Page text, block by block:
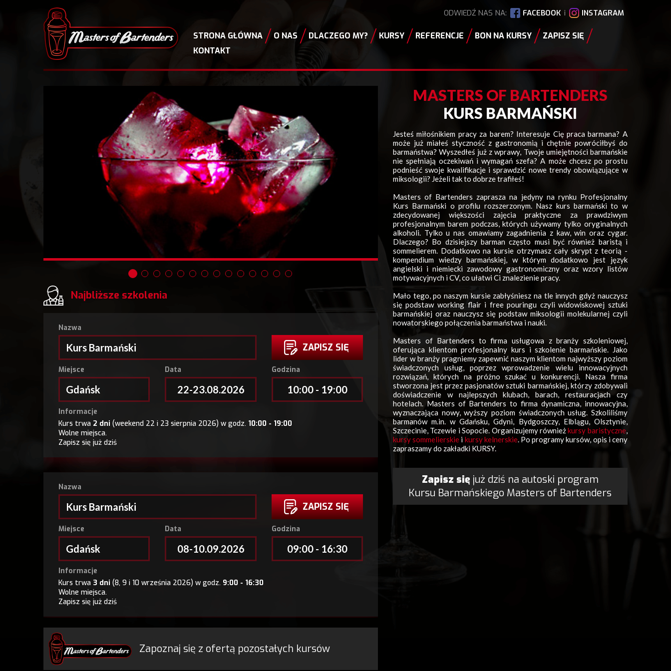
ODWIEDŹ NAS NA: FACEBOOK i INSTAGRAM
STRONA GŁÓWNA O NAS DLACZEGO MY? KURSY REFERENCJE BON NA KURSY
ZAPISZ SIĘ
KONTAKT
Najbliższe szkolenia
Nazwa
Kurs Barmański ZAPISZ SIĘ
Miejsce Data Godzina
Gdańsk 22-23.08.2026 10:00 - 19:00
Informacje
Kurs trwa 2 dni (weekend 22 i 23 sierpnia 2026) w godz. 10:00 - 19:00
Wolne miejsca.
Zapisz się już dziś
Nazwa
Kurs Barmański ZAPISZ SIĘ
Miejsce Data Godzina
Gdańsk 08-10.09.2026 09:00 - 16:30
Informacje
Kurs trwa 3 dni (8, 9 i 10 września 2026) w godz. 9:00 - 16:30
Wolne miejsca.
Zapisz się już dziś
Nazwa Zapoznaj się z ofertą pozostałych kursów
MASTERS OF BARTENDERS
KURS BARMAŃSKI
Jesteś miłośnikiem pracy za barem? Interesuje Cię praca barmana? A
może już miałeś styczność z gastronomią i chętnie powróciłbyś do
barmaństwa? Wyszedłeś już z wprawy, Twoje umiejętności barmańskie
nie spełniają oczekiwań i wymagań szefa? A może chcesz po prostu
podnieść swoje kwalifikacje i sprawdzić nowe trendy obowiązujące w
miksologii? Jeżeli tak to dobrze trafiłeś!
Masters of Bartenders zaprasza na jedyny na rynku Profesjonalny
Kurs Barmański o profilu rozszerzonym. Nasz kurs barmański to w
zdecydowanej większości zajęcia praktyczne za prawdziwym
profesjonalnym barem podczas, których używamy tylko oryginalnych
alkoholi. Tylko u nas omawiamy zagadnienia z kaw, win oraz cygar.
Dlaczego? Bo dzisiejszy barman często musi być również baristą i
sommelierem. Dodatkowo na kursie otrzymasz cały skrypt z teorią -
kompendium wiedzy barmańskiej, w którym dodatkowo jest język
angielski i niemiecki zawodowy gastronomiczny oraz wzory listów
motywacyjnych i CV, co ułatwi Ci znalezienie pracy.
Mało tego, po naszym kursie zabłyśniesz na tle innych gdyż nauczysz
się podstaw working flair i free pouringu czyli widowiskowej sztuki
barmańskiej oraz nauczysz się podstaw miksologii molekularnej czyli
nowatorskiego połączenia barmaństwa i nauki.
Masters of Bartenders to firma usługowa z branży szkoleniowej,
oferująca klientom profesjonalny kurs i szkolenie barmańskie. Jako
lider w branży pragniemy zapewnić naszym klientom najwyższy poziom
świadczonych usług, poprzez wprowadzenie wielu innowacyjnych
rozwiązań, których na próżno szukać u konkurencji. Nasza firma
stworzona jest przez pasjonatów sztuki barmańskiej, którzy zdobywali
doświadczenie w najlepszych klubach, barach, restauracjach czy
hotelach. Masters of Bartenders to firma dynamiczna, innowacyjna,
wyznaczająca nowy, wyższy poziom świadczonych usług. Szkoliliśmy
barmanów m.in. w Gdańsku, Gdyni, Bydgoszczy, Elblągu, Olsztynie,
Szczecinie, Tczewie i Sopocie. Organizujemy równieżkursy baristyczne,
kursy sommelierskie i kursy kelnerskie. Po programy kursów, opis i ceny
zapraszamy do zakładki KURSY.
Zapisz się już dziś na autoski program
Kursu Barmańskiego Masters of Bartenders